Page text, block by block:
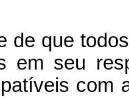
de que
em seu
com